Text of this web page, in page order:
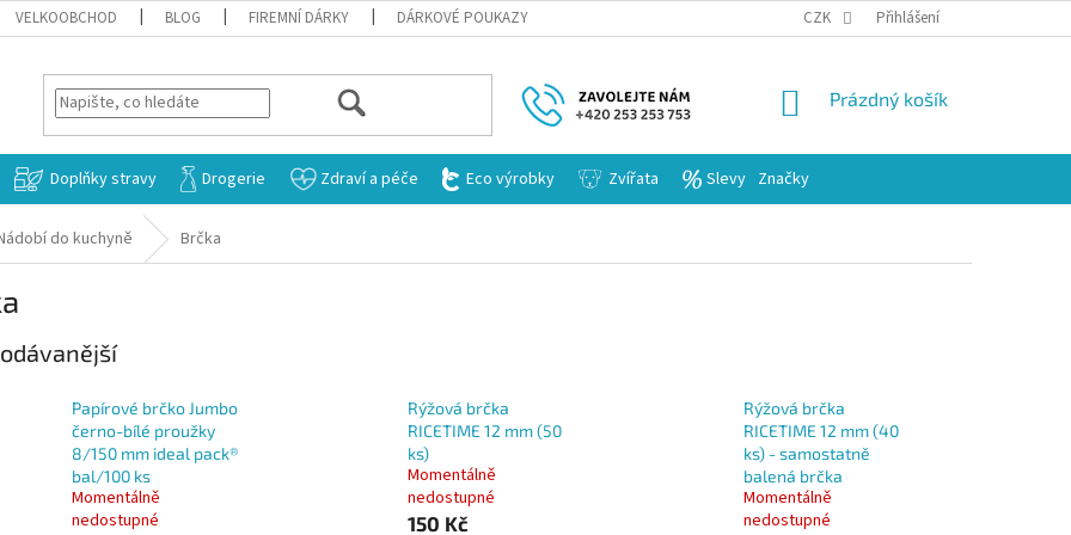
VELKOOBCHOD BLOG FIREMNÍ DÁRKY DÁRKOVÉ POUKAZY CZK Přihlášení
HLEDAT
NÁKUPNÍ
Prázdný košík
Doplňky stravy Drogerie Zdraví a péče Eco výrobky Zvířata Slevy Značky
do kuchyně Brčka
Papírové brčko Jumbo
černo-bílé proužky
8/150 mm ideal pack®
bal/100 ks
Momentálně
nedostupné
Rýžová brčka
RICETIME 12 mm (50
ks)
Momentálně
nedostupné
150 Kč
Rýžová brčka
RICETIME 12 mm (40
ks) - samostatně
balená brčka
Momentálně
nedostupné